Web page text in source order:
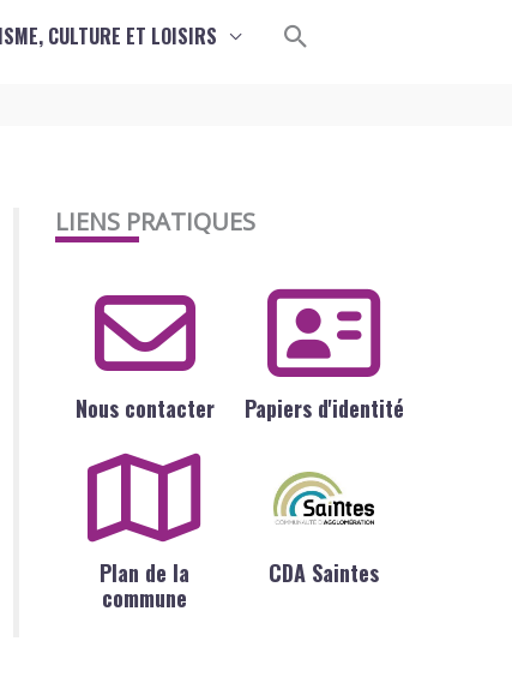
CULTURE ET LOISIRS Rechercher
LIENS PRATIQUES
Nous contacter Papiers d'identité
Plan de la
commune
CDA Saintes